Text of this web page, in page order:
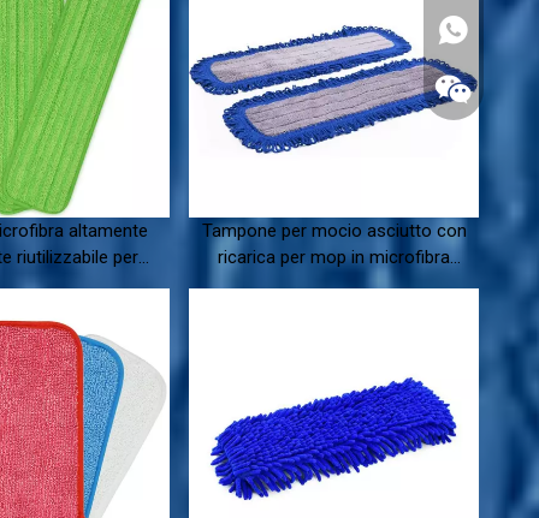
altamente
riutilizzabile per
Tampone per mocio asciutto con
ricarica per mop in microfibra
commerciale
Whatsapp